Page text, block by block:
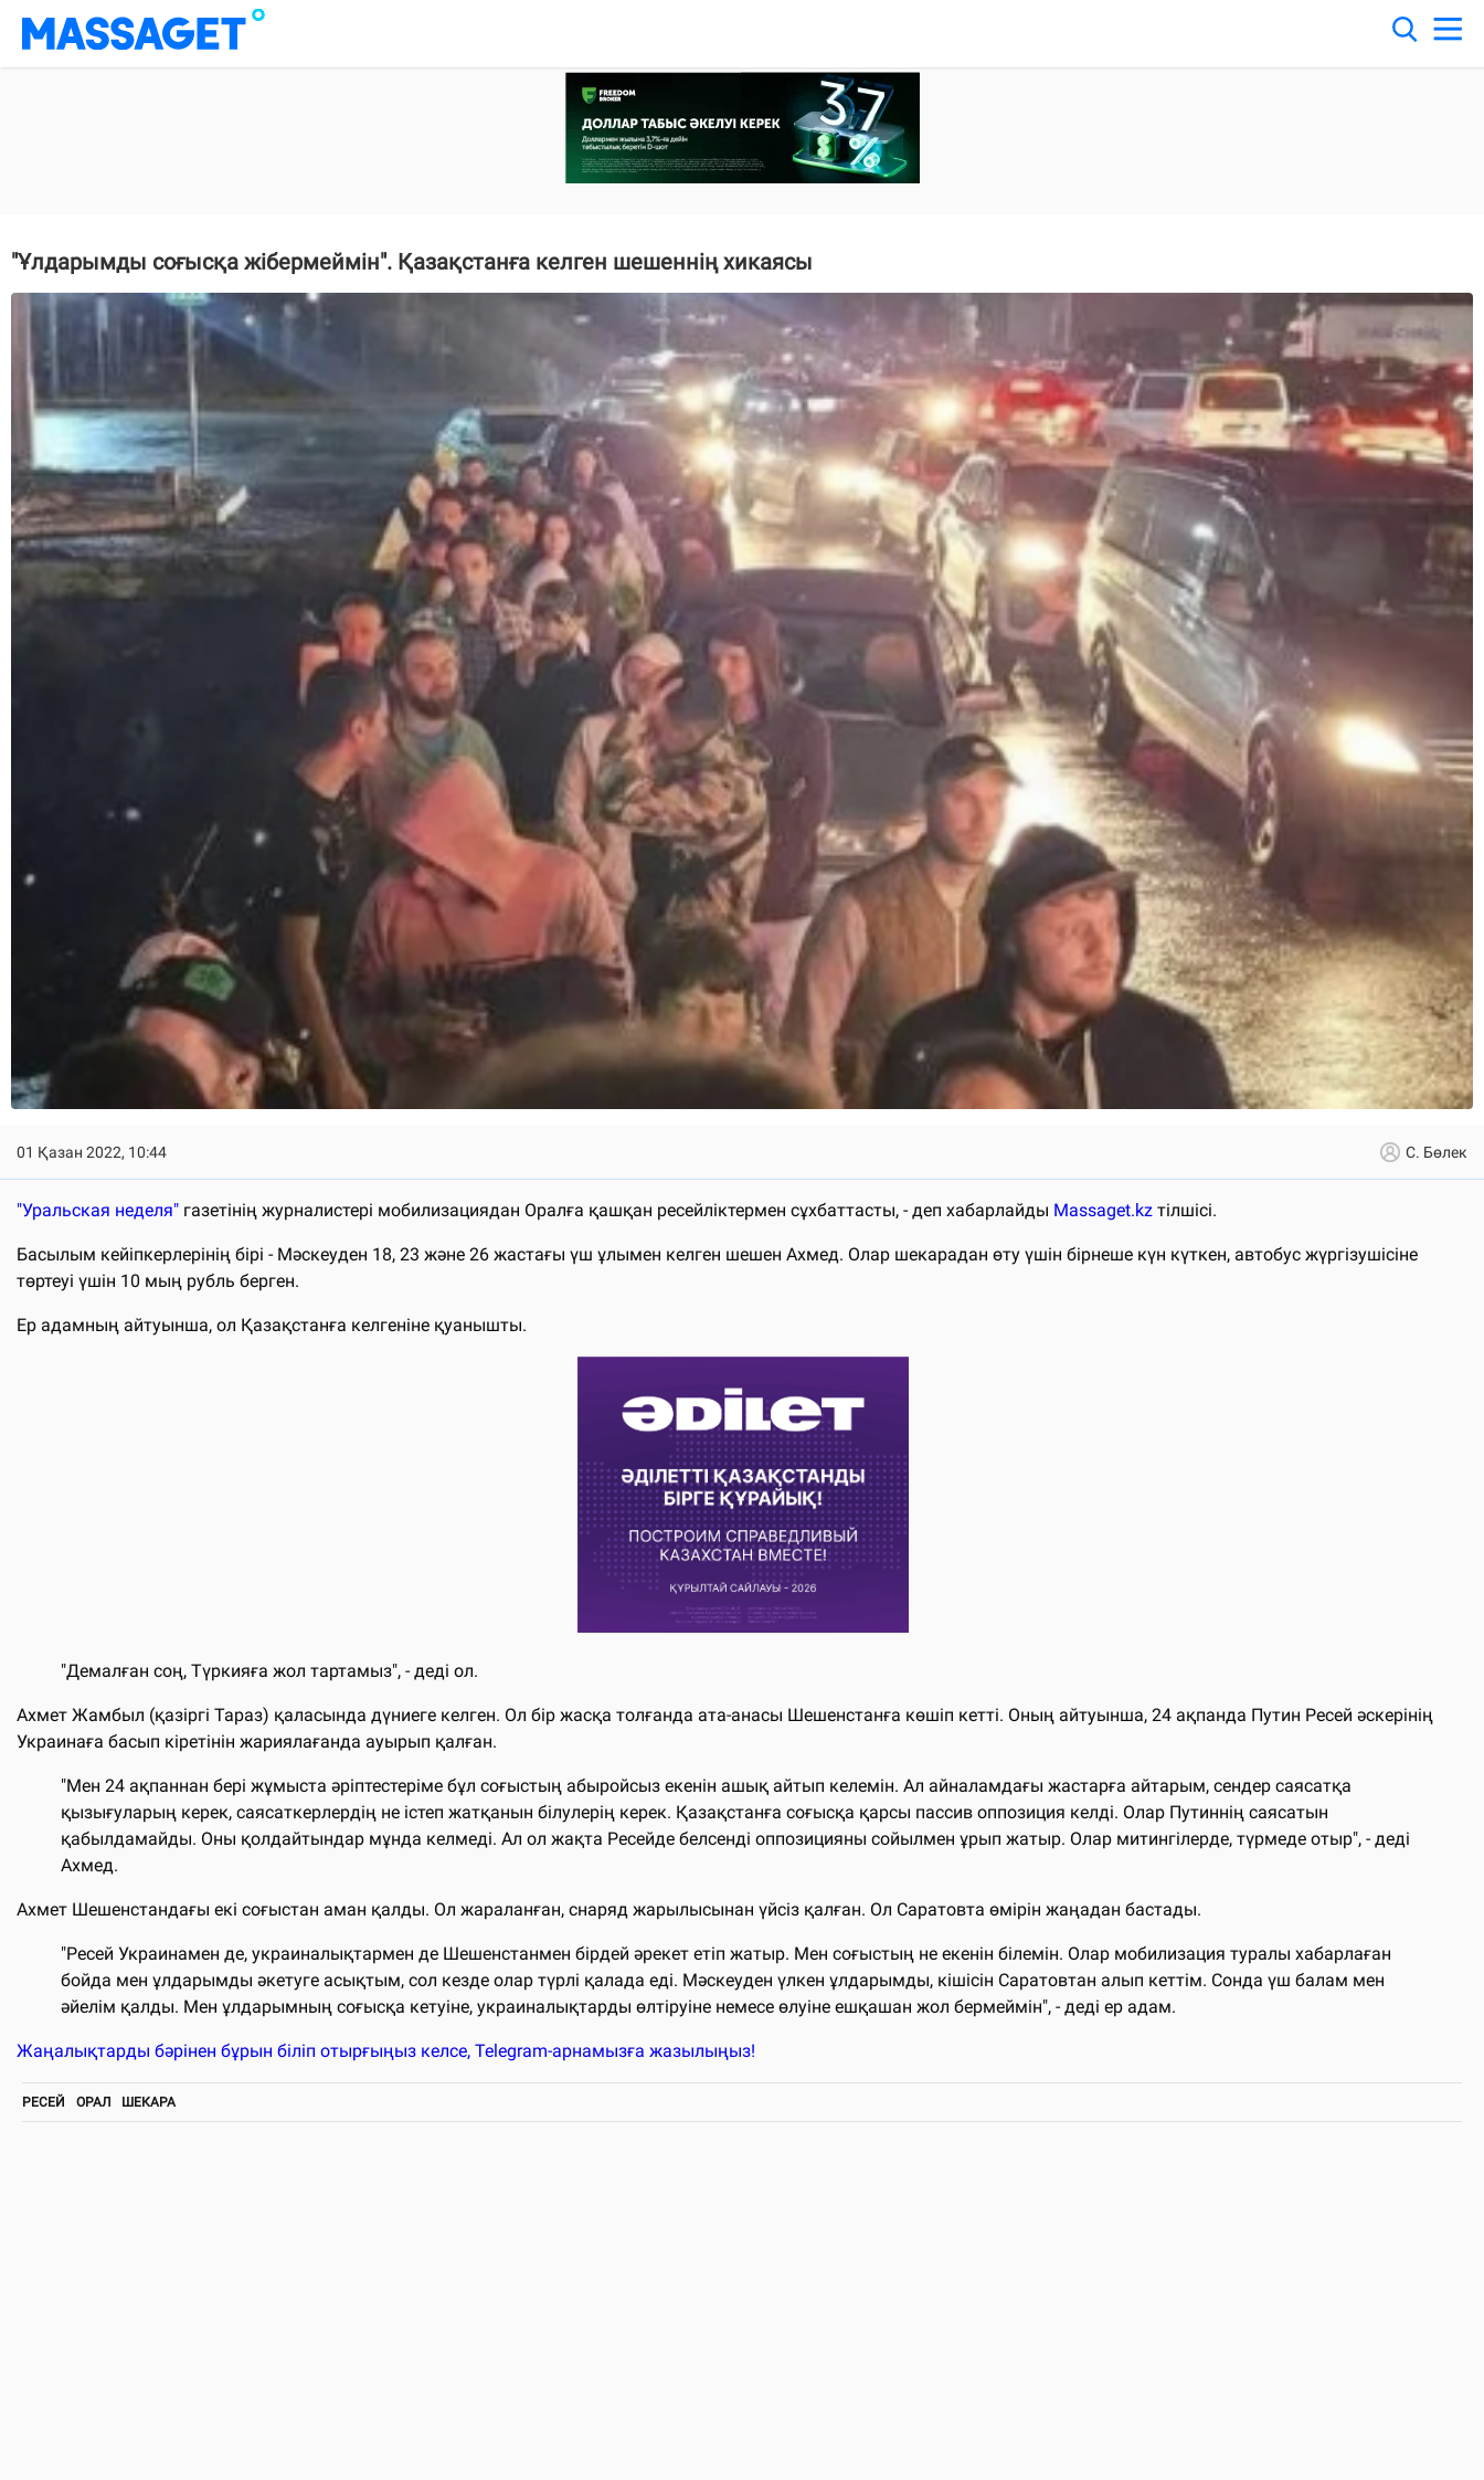
"Ұлдарымды соғысқа жібермеймін". Қазақстанға келген шешеннің хикаясы
01 Қазан 2022, 10:44 С. Бөлек
"Уральская неделя" газетінің журналистері мобилизациядан Оралға қашқан ресейліктермен сұхбаттасты, - деп хабарлайды Massaget.kz тілшісі.
Басылым кейіпкерлерінің бірі - Мәскеуден 18, 23 және 26 жастағы үш ұлымен келген шешен Ахмед. Олар шекарадан өту үшін бірнеше күн күткен, автобус жүргізушісіне
төртеуі үшін 10 мың рубль берген.
Ер адамның айтуынша, ол Қазақстанға келгеніне қуанышты.
"Демалған соң, Түркияға жол тартамыз", - деді ол.
Ахмет Жамбыл (қазіргі Тараз) қаласында дүниеге келген. Ол бір жасқа толғанда ата-анасы Шешенстанға көшіп кетті. Оның айтуынша, 24 ақпанда Путин Ресей әскерінің
Украинаға басып кіретінін жариялағанда ауырып қалған.
"Мен 24 ақпаннан бері жұмыста әріптестеріме бұл соғыстың абыройсыз екенін ашық айтып келемін. Ал айналамдағы жастарға айтарым, сендер саясатқа
қызығуларың керек, саясаткерлердің не істеп жатқанын білулерің керек. Қазақстанға соғысқа қарсы пассив оппозиция келді. Олар Путиннің саясатын
қабылдамайды. Оны қолдайтындар мұнда келмеді. Ал ол жақта Ресейде белсенді оппозицияны сойылмен ұрып жатыр. Олар митингілерде, түрмеде отыр", - деді
Ахмед.
Ахмет Шешенстандағы екі соғыстан аман қалды. Ол жараланған, снаряд жарылысынан үйсіз қалған. Ол Саратовта өмірін жаңадан бастады.
"Ресей Украинамен де, украиналықтармен де Шешенстанмен бірдей әрекет етіп жатыр. Мен соғыстың не екенін білемін. Олар мобилизация туралы хабарлаған
бойда мен ұлдарымды әкетуге асықтым, сол кезде олар түрлі қалада еді. Мәскеуден үлкен ұлдарымды, кішісін Саратовтан алып кеттім. Сонда үш балам мен
әйелім қалды. Мен ұлдарымның соғысқа кетуіне, украиналықтарды өлтіруіне немесе өлуіне ешқашан жол бермеймін", - деді ер адам.
Жаңалықтарды бәрінен бұрын біліп отырғыңыз келсе, Telegram-арнамызға жазылыңыз!
РЕСЕЙ ОРАЛ ШЕКАРА